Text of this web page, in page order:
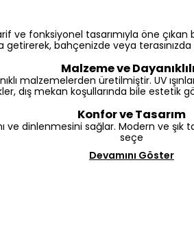
ve fonksiyonel tasarımıyla öne
getirerek, bahçenizde veya
Malzeme ve
malzemelerden üretilmiştir. UV
dış mekan koşullarında bile estetik
Konfor ve Tasarım
ve dinlenmesini sağlar. Modern ve
seçe
Devamını Göster